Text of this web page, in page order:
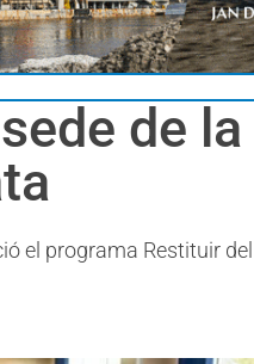
de
el programa Restituir del